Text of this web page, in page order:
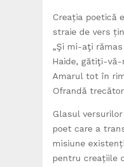
Creația poetică
straie de vers
„Şi mi-aţi
Haide, gătiţi-
Amarul tot în
Ofrandă
Glasul
poet care a
misiune
pentru creațiile